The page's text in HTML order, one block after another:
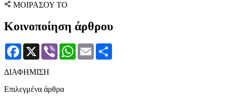
ΜΟΙΡΑΣΟΥ ΤΟ
Κοινοποίηση άρθρου
Facebook
X Viber WhatsApp
Email
ΔΙΑΦΗΜΙΣΗ
Επιλεγμένα άρθρα